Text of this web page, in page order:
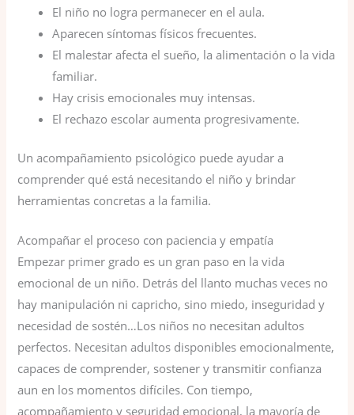
El niño no logra permanecer en el aula.
Aparecen síntomas físicos frecuentes.
El malestar afecta el sueño, la alimentación o la vida
familiar.
Hay crisis emocionales muy intensas.
El rechazo escolar aumenta progresivamente.
Un acompañamiento psicológico puede ayudar a
comprender qué está necesitando el niño y brindar
herramientas concretas a la familia.
Acompañar el proceso con paciencia y empatía
Empezar primer grado es un gran paso en la vida
emocional de un niño. Detrás del llanto muchas veces no
hay manipulación ni capricho, sino miedo, inseguridad y
necesidad de sostén…Los niños no necesitan adultos
perfectos. Necesitan adultos disponibles emocionalmente,
capaces de comprender, sostener y transmitir confianza
aun en los momentos difíciles. Con tiempo,
acompañamiento y seguridad emocional, la mayoría de